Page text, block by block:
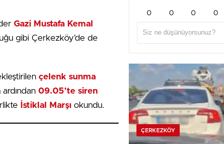
Gazi Mustafa Kemal
gibi Çerkezköy’de de
çelenk sunma
ardından 09.05’te siren
İstiklal Marşı okundu.
0 0 0 0
ÇERKEZKÖY